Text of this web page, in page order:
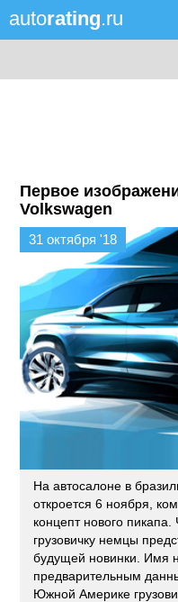
autorating.ru
Первое
Volkswagen
31 октября '18
На автосалоне в
откроется 6 ноября,
концепт нового
грузовичку немцы
будущей новинки. Имя
предварительным
Южной Америке